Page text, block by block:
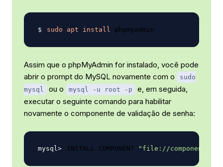
sudo apt install
Assim que o phpMyAdmin for instalado, você pode
abrir o prompt do MySQL novamente com o
sudo
mysql
ou o mysql -u root -p
e, em seguida,
executar o seguinte comando para habilitar
novamente o componente de validação de senha:
INSTALL COMPONENT "file://